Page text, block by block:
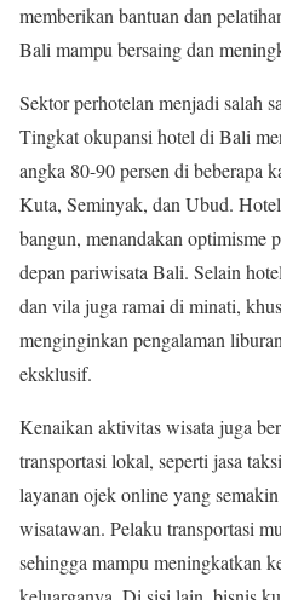
memberikan bantuan dan
Bali mampu bersaing dan
Sektor perhotelan menjadi salah
Tingkat okupansi hotel di Bali
angka 80-90 persen di beberapa
Kuta, Seminyak, dan Ubud.
bangun, menandakan optimisme
depan pariwisata Bali. Selain
dan vila juga ramai di minati,
menginginkan pengalaman
eksklusif.
Kenaikan aktivitas wisata juga
transportasi lokal, seperti jasa
layanan ojek online yang
wisatawan. Pelaku transportasi
sehingga mampu meningkatkan